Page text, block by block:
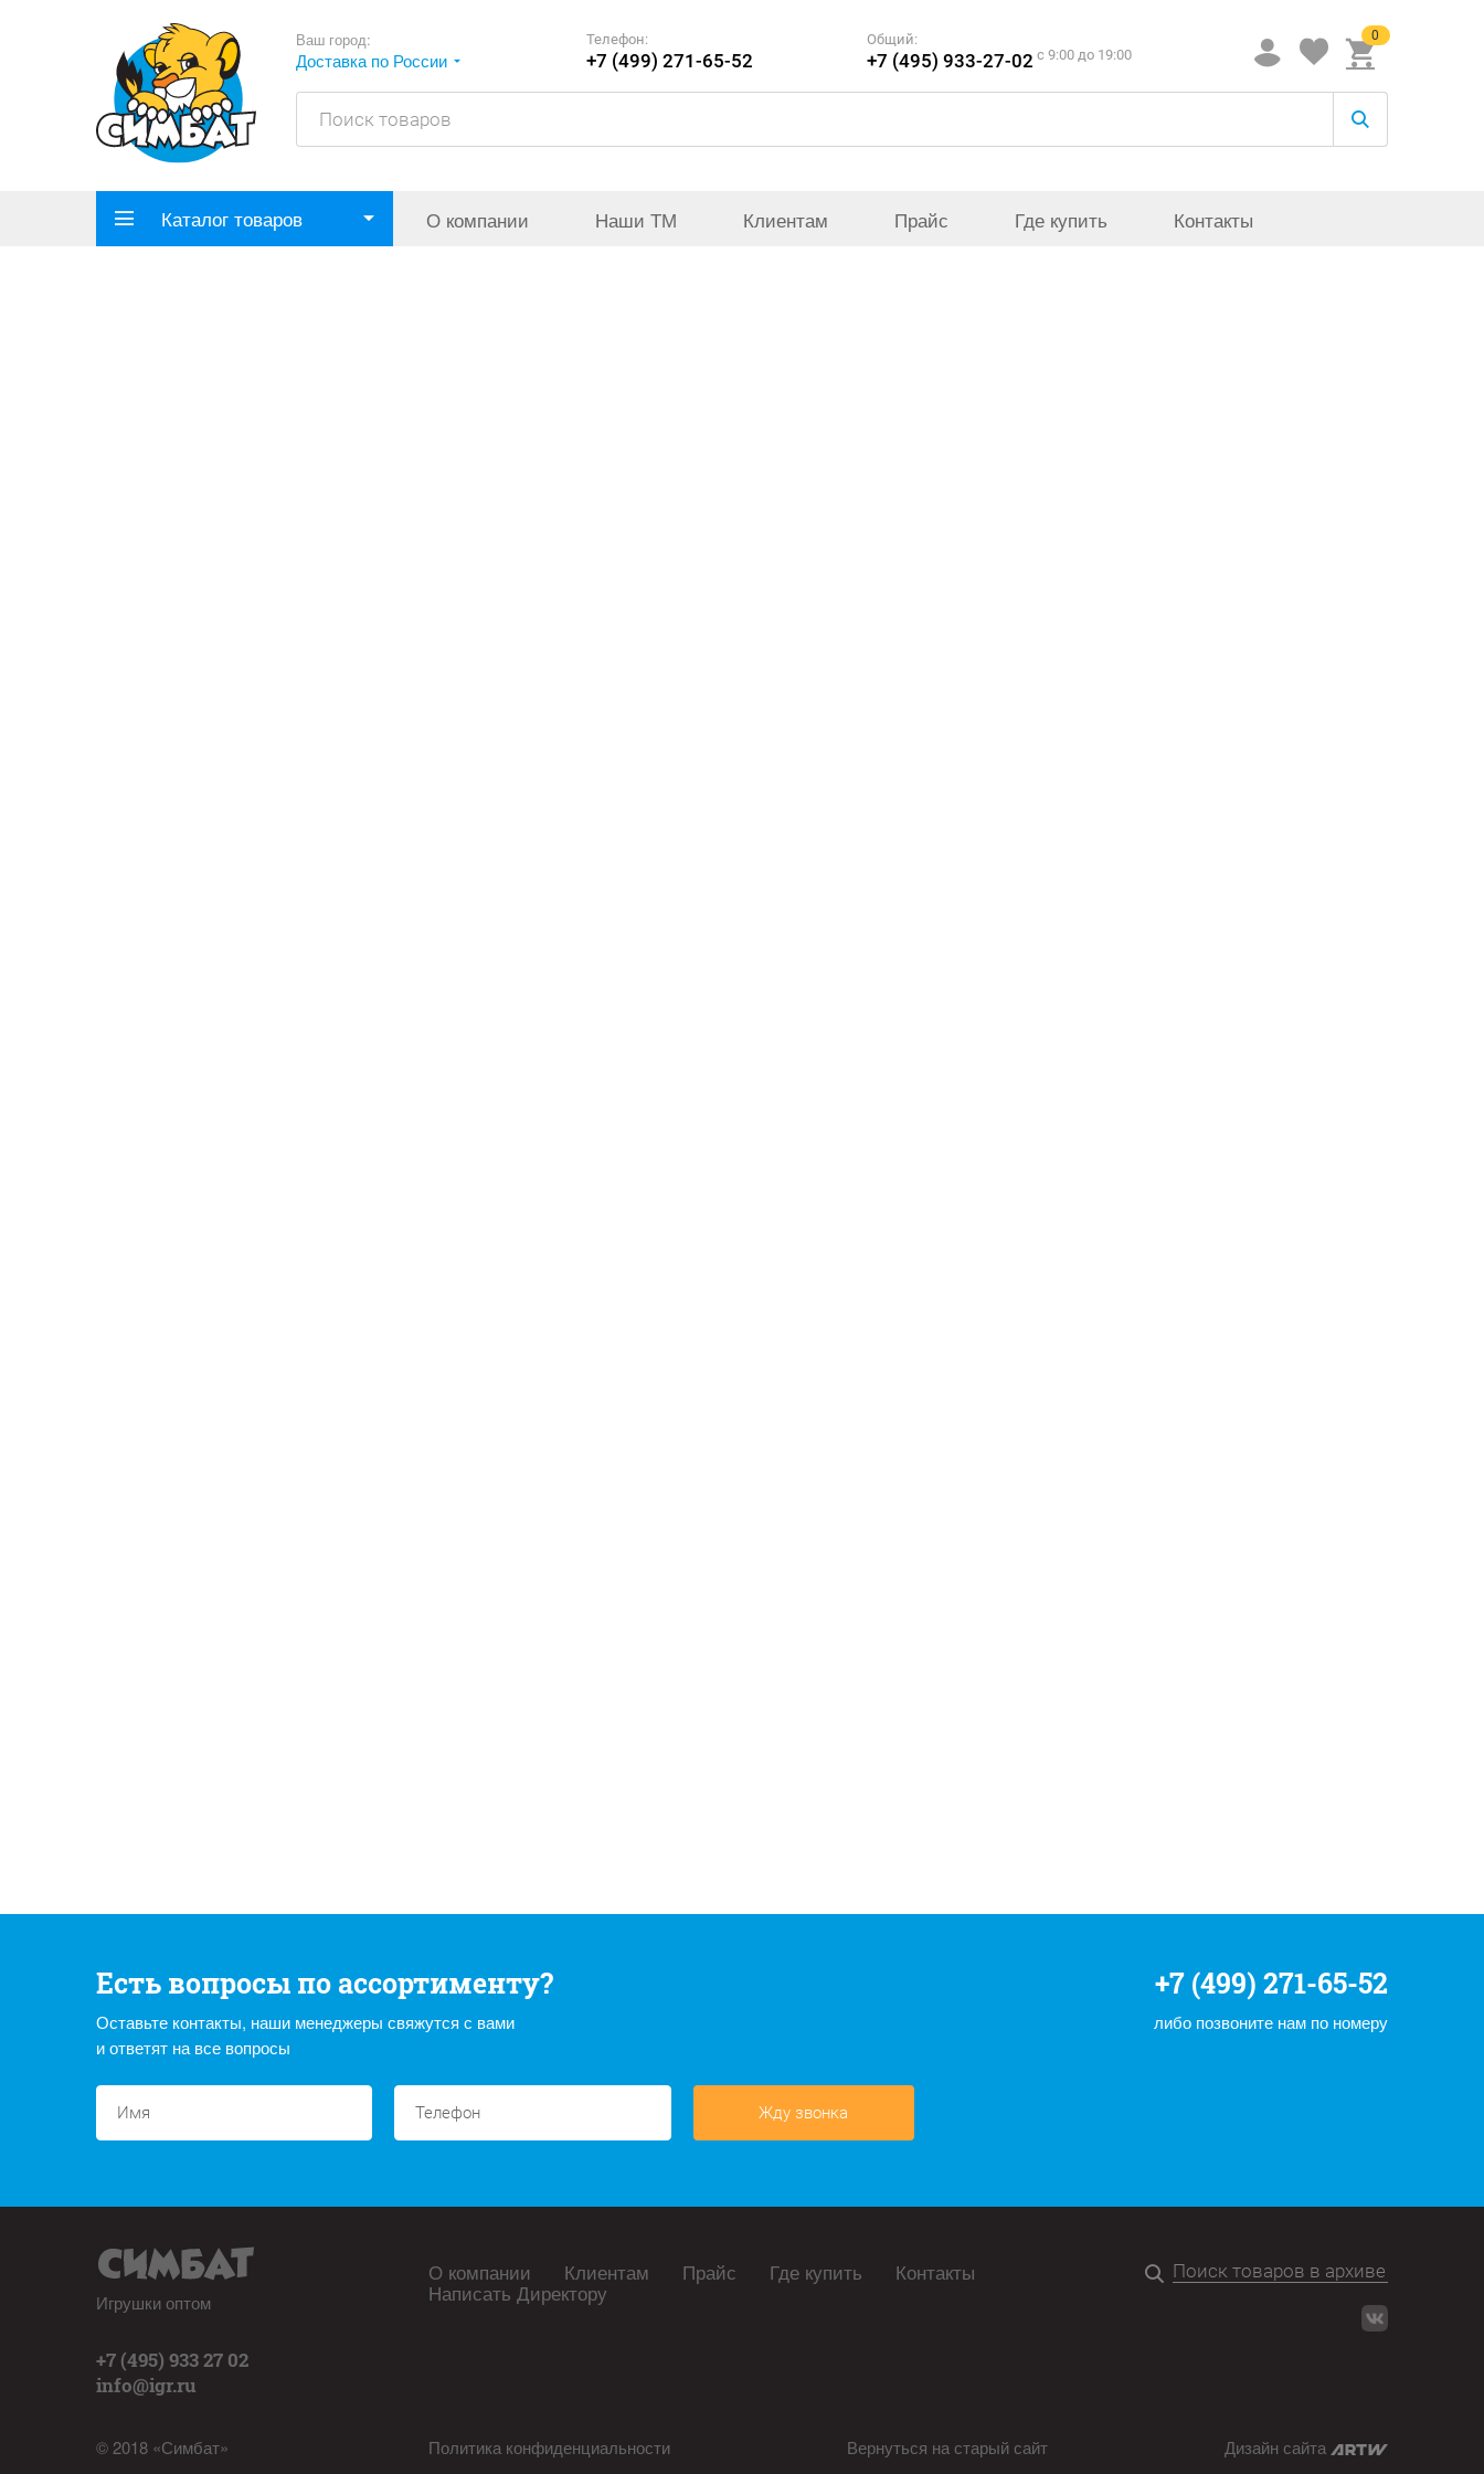
Ваш город:
Доставка по России
Телефон:
+7 (499) 271-65-52
Общий:
+7 (495) 933-27-02 c 9:00 до 19:00
0
Каталог товаров О компании Наши ТМ Клиентам Прайс Где купить Контакты
Есть вопросы по ассортименту?
Оставьте контакты, наши менеджеры свяжутся с вами
и ответят на все вопросы
+7 (499) 271-65-52
либо позвоните нам по номеру
Жду звонка
Игрушки оптом
+7 (495) 933 27 02
info@igr.ru
© 2018 «Симбат»
О компании Клиентам Прайс Где купить Контакты
Написать Директору
Политика конфиденциальности Вернуться на старый сайт Дизайн сайта